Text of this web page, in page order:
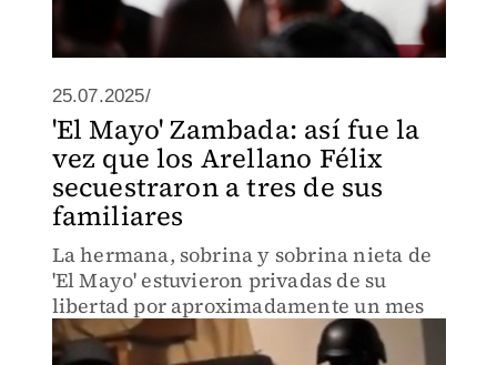
25.07.2025/
'El Mayo' Zambada: así fue la
vez que los Arellano Félix
secuestraron a tres de sus
familiares
La hermana, sobrina y sobrina nieta de
'El Mayo' estuvieron privadas de su
libertad por aproximadamente un mes